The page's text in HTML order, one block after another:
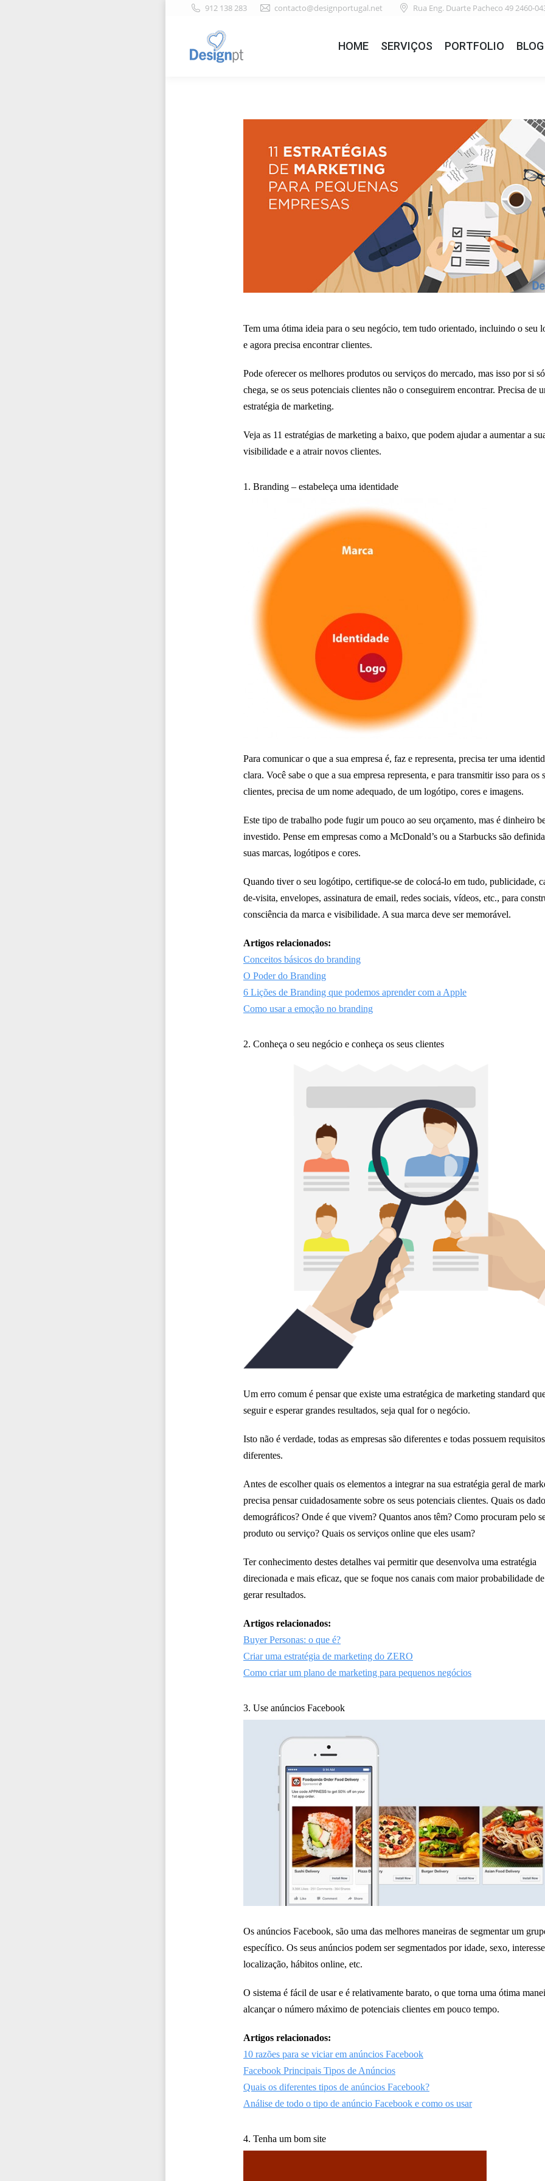
912 138 283 contacto@designportugal.net Rua Eng. Duarte Pacheco 49 2460-
HOME SERVIÇOS PORTFOLIO BLOG
Tem uma ótima ideia para o seu negócio, tem tudo orientado, incluindo o seu
e agora precisa encontrar clientes.
Pode oferecer os melhores produtos ou serviços do mercado, mas isso por si
chega, se os seus potenciais clientes não o conseguirem encontrar. Precisa de
estratégia de marketing.
Veja as 11 estratégias de marketing a baixo, que podem ajudar a aumentar a
visibilidade e a atrair novos clientes.
1. Branding – estabeleça uma identidade
Para comunicar o que a sua empresa é, faz e representa, precisa ter uma
clara. Você sabe o que a sua empresa representa, e para transmitir isso para os
clientes, precisa de um nome adequado, de um logótipo, cores e imagens.
Este tipo de trabalho pode fugir um pouco ao seu orçamento, mas é dinheiro
investido. Pense em empresas como a McDonald’s ou a Starbucks são
suas marcas, logótipos e cores.
Quando tiver o seu logótipo, certifique-se de colocá-lo em tudo, publicidade,
de-visita, envelopes, assinatura de email, redes sociais, vídeos, etc., para
consciência da marca e visibilidade. A sua marca deve ser memorável.
Artigos relacionados:
Conceitos básicos do branding
O Poder do Branding
6 Lições de Branding que podemos aprender com a Apple
Como usar a emoção no branding
2. Conheça o seu negócio e conheça os seus clientes
Um erro comum é pensar que existe uma estratégica de marketing standard
seguir e esperar grandes resultados, seja qual for o negócio.
Isto não é verdade, todas as empresas são diferentes e todas possuem requisitos
diferentes.
Antes de escolher quais os elementos a integrar na sua estratégia geral de
precisa pensar cuidadosamente sobre os seus potenciais clientes. Quais os
demográficos? Onde é que vivem? Quantos anos têm? Como procuram pelo
produto ou serviço? Quais os serviços online que eles usam?
Ter conhecimento destes detalhes vai permitir que desenvolva uma estratégia
direcionada e mais eficaz, que se foque nos canais com maior probabilidade
gerar resultados.
Artigos relacionados:
Buyer Personas: o que é?
Criar uma estratégia de marketing do ZERO
Como criar um plano de marketing para pequenos negócios
3. Use anúncios Facebook
Os anúncios Facebook, são uma das melhores maneiras de segmentar um
específico. Os seus anúncios podem ser segmentados por idade, sexo,
localização, hábitos online, etc.
O sistema é fácil de usar e é relativamente barato, o que torna uma ótima
alcançar o número máximo de potenciais clientes em pouco tempo.
Artigos relacionados:
10 razões para se viciar em anúncios Facebook
Facebook Principais Tipos de Anúncios
Quais os diferentes tipos de anúncios Facebook?
Análise de todo o tipo de anúncio Facebook e como os usar
4. Tenha um bom site